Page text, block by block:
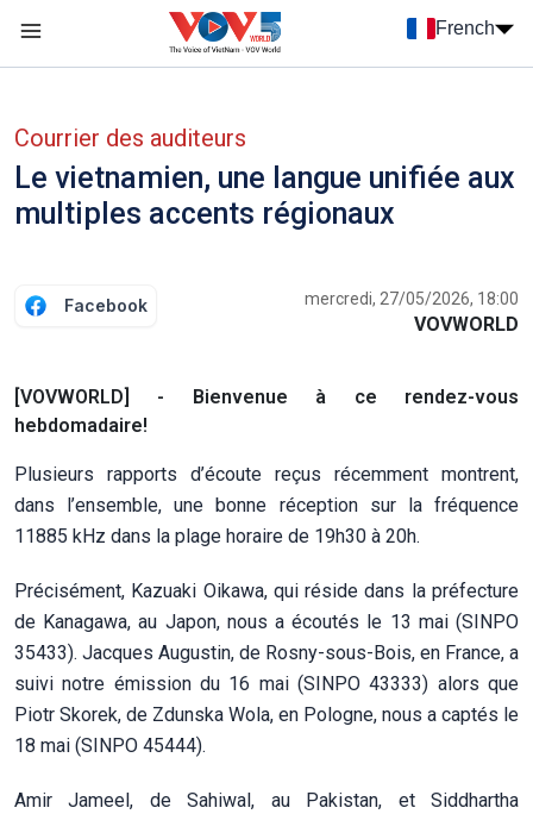
French
Courrier des auditeurs
Le vietnamien, une langue unifiée aux
multiples accents régionaux
Facebook mercredi, 27/05/2026, 18:00
VOVWORLD
[VOVWORLD] - Bienvenue à ce rendez-vous
hebdomadaire!
Plusieurs rapports d’écoute reçus récemment montrent,
dans l’ensemble, une bonne réception sur la fréquence
11885 kHz dans la plage horaire de 19h30 à 20h.
Précisément, Kazuaki Oikawa, qui réside dans la préfecture
de Kanagawa, au Japon, nous a écoutés le 13 mai (SINPO
35433). Jacques Augustin, de Rosny-sous-Bois, en France, a
suivi notre émission du 16 mai (SINPO 43333) alors que
Piotr Skorek, de Zdunska Wola, en Pologne, nous a captés le
18 mai (SINPO 45444).
Amir Jameel, de Sahiwal, au Pakistan, et Siddhartha